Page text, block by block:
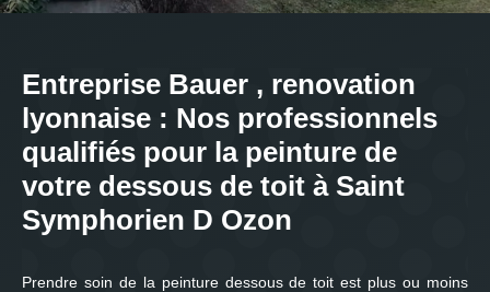
Entreprise Bauer , renovation
lyonnaise : Nos professionnels
qualifiés pour la peinture de
votre dessous de toit à Saint
Symphorien D Ozon
Prendre soin de la peinture dessous de toit est plus ou moins